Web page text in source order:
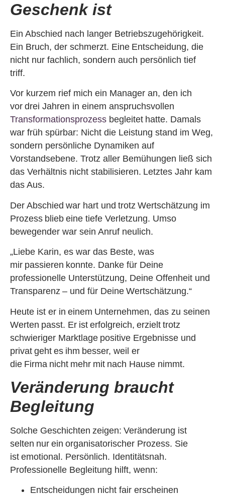
Geschenk ist
Ein Abschied nach langer Betriebszugehörigkeit.
Ein Bruch, der schmerzt. Eine Entscheidung, die
nicht nur fachlich, sondern auch persönlich tief
triff.
Vor kurzem rief mich ein Manager an, den ich
vor drei Jahren in einem anspruchsvollen
Transformationsprozess begleitet hatte. Damals
war früh spürbar: Nicht die Leistung stand im Weg,
sondern persönliche Dynamiken auf
Vorstandsebene. Trotz aller Bemühungen ließ sich
das Verhältnis nicht stabilisieren. Letztes Jahr kam
das Aus.
Der Abschied war hart und trotz Wertschätzung im
Prozess blieb eine tiefe Verletzung. Umso
bewegender war sein Anruf neulich.
„Liebe Karin, es war das Beste, was
mir passieren konnte. Danke für Deine
professionelle Unterstützung, Deine Offenheit und
Transparenz – und für Deine Wertschätzung.“
Heute ist er in einem Unternehmen, das zu seinen
Werten passt. Er ist erfolgreich, erzielt trotz
schwieriger Marktlage positive Ergebnisse und
privat geht es ihm besser, weil er
die Firma nicht mehr mit nach Hause nimmt.
Veränderung braucht
Begleitung
Solche Geschichten zeigen: Veränderung ist
selten nur ein organisatorischer Prozess. Sie
ist emotional. Persönlich. Identitätsnah.
Professionelle Begleitung hilft, wenn:
Entscheidungen nicht fair erscheinen